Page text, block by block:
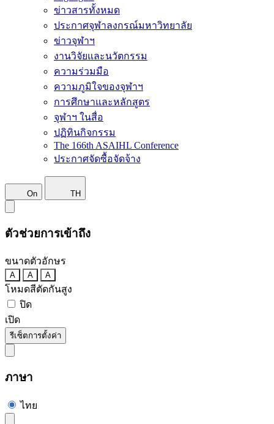
ข่าวสารทั้งหมด
ประกาศจุฬาลงกรณ์มหาวิทยาลัย
ข่าวจุฬาฯ
งานวิจัยและนวัตกรรม
ความร่วมมือ
ความภูมิใจของจุฬาฯ
การศึกษาและหลักสูตร
จุฬาฯ ในสื่อ
ปฏิทินกิจกรรม
The 166th ASAIHL Conference
ประกาศจัดซื้อจัดจ้าง
On TH
ตัวช่วยการเข้าถึง
ขนาดตัวอักษร
A A A
โหมดสีตัดกันสูง
ปิด
เปิด
รีเซ็ตการตั้งค่า
ภาษา
ไทย